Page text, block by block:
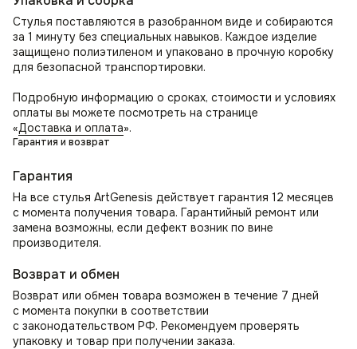
✅ Комфорт на первом месте — продуманная эргономика
для здоровья спины.
✅ Долговечность — износостойкие материалы и прочная
конструкция.
✅ Универсальность — впишется в любой современный
интерьер.
Стул Gucci — безупречный выбор для тех, кто ценит
комфорт, стиль и качество! 🚀
Стулья поставляются в разобранном виде и собираются
за 1 минуту без специальных навыков. Каждое изделие
защищено полиэтиленом и упаковано в прочную коробку
для безопасной транспортировки.
Подробную информацию о сроках, стоимости и условиях
оплаты вы можете посмотреть на странице
«Доставка и оплата».
Гарантия и возврат
Гарантия
На все стулья ArtGenesis действует гарантия 12 месяцев
с момента получения товара. Гарантийный ремонт или
замена возможны, если дефект возник по вине
производителя.
Возврат и обмен
Возврат или обмен товара возможен в течение 7 дней
с момента покупки в соответствии
с законодательством РФ. Рекомендуем проверять
упаковку и товар при получении заказа.